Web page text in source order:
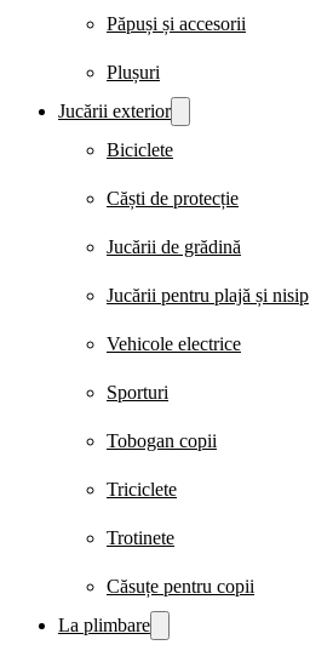
Păpuși și accesorii
Plușuri
Jucării exterior
Biciclete
Căști de protecție
Jucării de grădină
Jucării pentru plajă și nisip
Vehicole electrice
Sporturi
Tobogan copii
Triciclete
Trotinete
Căsuțe pentru copii
La plimbare